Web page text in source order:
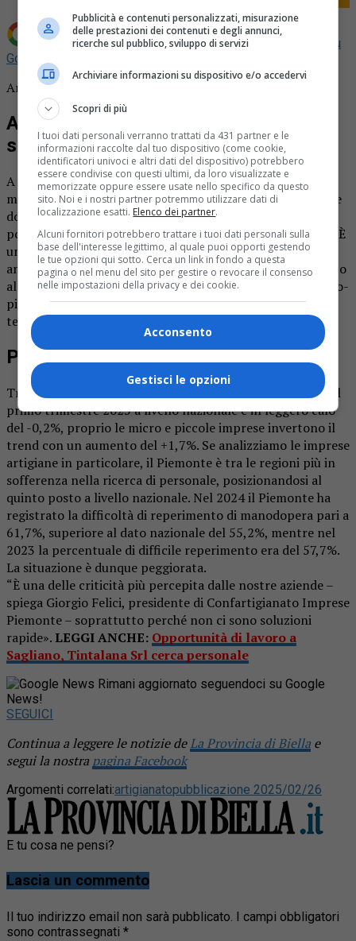
Aggiungi La Provincia di Biella come Fonte preferita su
Google
Artigianato, difficile trovare personale specializzato.
Artigianato, difficile trovare personale
specializzato
A fine 2024 il disequilibrio tra domanda e offerta nel
mercato del lavoro si conferma essere una piaga alla quale
dover porre rimedio. Le aziende cercano personale,
possibilmente specializzato, ma non si trovano candidati. È
un bene per la società che i laureati siano in aumento,
anche se la media in Italia è ancora tra le più basse rispetto
alla media europea, tuttavia le imprese, soprattutto medio-
piccole, ricercano figure con altre competenze, più
tecniche e manuali.
Previsioni
Tra l’altro, mentre la previsione di nuove assunzioni per il
primo trimestre 2025 a livello nazionale è in leggero calo
del -0,2%, proprio le micro e piccole imprese invertono il
trend con un aumento del +1,7%. Se analizziamo le imprese
artigiane in particolare, il Piemonte è tra le regioni più in
sofferenza nella ricerca di personale, posizionandosi al
quinto posto a livello nazionale. Nel 2024 il Piemonte ha
registrato la difficoltà di reperimento di manodopera pari a
61,7%, superiore al dato nazionale del 55,2%, mentre nel
2023 la percentuale di difficile reperimento era del 57,7%.
La situazione è dunque peggiorata.
“È una delle criticità più percepita dalle nostre aziende –
spiega Giorgio Felici, presidente di Confartigianato Imprese
Piemonte – soprattutto perché non ci sono soluzioni
rapide». LEGGI ANCHE: Opportunità di lavoro a
Sagliano, Tintalana Srl cerca personale
Rimani aggiornato seguendoci su Google
News!
SEGUICI
Continua a leggere le notizie deLa Provincia di Biella e
segui la nostra pagina Facebook
Argomenti correlati:artigianatopubblicazione 2025/02/26
E tu cosa ne pensi?
Lascia un commento
Il tuo indirizzo email non sarà pubblicato.
I campi obbligatori
sono contrassegnati *
Pubblicità e contenuti personalizzati, misurazione
delle prestazioni dei contenuti e degli annunci,
ricerche sul pubblico, sviluppo di servizi
Archiviare informazioni su dispositivo e/o accedervi
Scopri di più
I tuoi dati personali verranno trattati da 431 partner e le
informazioni raccolte dal tuo dispositivo (come cookie,
identificatori univoci e altri dati del dispositivo) potrebbero
essere condivise con questi ultimi, da loro visualizzate e
memorizzate oppure essere usate nello specifico da questo
sito. Noi e i nostri partner potremmo utilizzare dati di
localizzazione esatti. Elenco dei partner.
Alcuni fornitori potrebbero trattare i tuoi dati personali sulla
base dell'interesse legittimo, al quale puoi opporti gestendo
le tue opzioni qui sotto. Cerca un link in fondo a questa
pagina o nel menu del sito per gestire o revocare il consenso
nelle impostazioni della privacy e dei cookie.
Acconsento
Gestisci le opzioni